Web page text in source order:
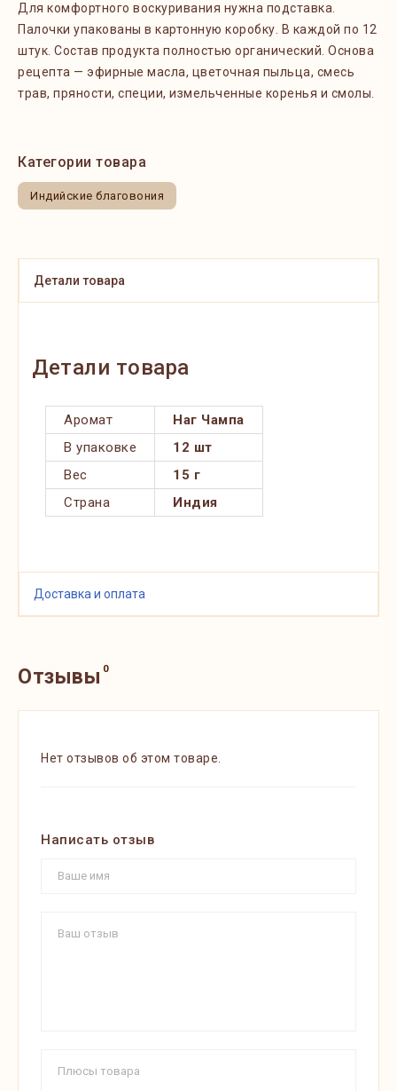
Для комфортного воскуривания нужна подставка.
Палочки упакованы в картонную коробку. В каждой по 12
штук. Состав продукта полностью органический. Основа
рецепта — эфирные масла, цветочная пыльца, смесь
трав, пряности, специи, измельченные коренья и смолы.
Категории товара
Индийские благовония
Детали товара
Детали товара
Аромат
Наг Чампа
В упаковке
12 шт
Вес
15 г
Страна
Индия
Доставка и оплата
Отзывы 0
Нет отзывов об этом товаре.
Написать отзыв